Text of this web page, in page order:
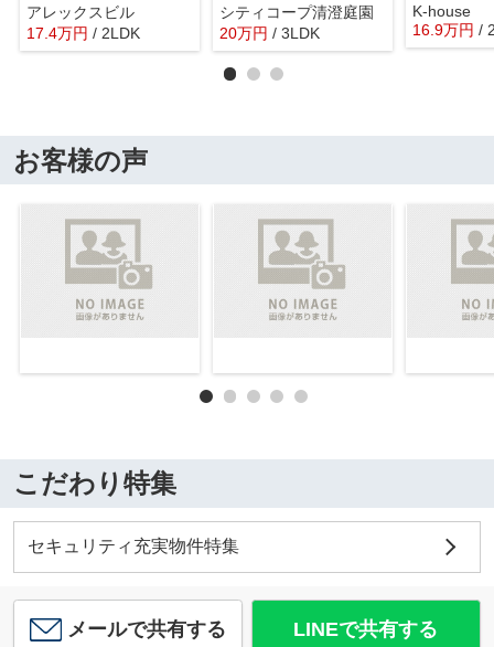
アレックスビル
17.4万円 / 2LDK
シティコープ清澄庭園
20万円 / 3LDK
K-house
16.9万円 /
お客様の声
こだわり特集
セキュリティ充実物件特集
メールで共有する LINEで共有する